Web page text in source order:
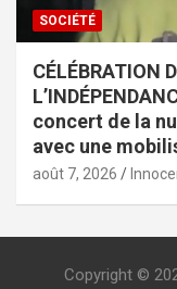
SOCIÉTÉ
CÉLÉBRATION
concert de la
avec une
août 7, 2026
Copyright ©